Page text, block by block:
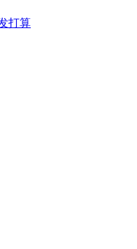
打算